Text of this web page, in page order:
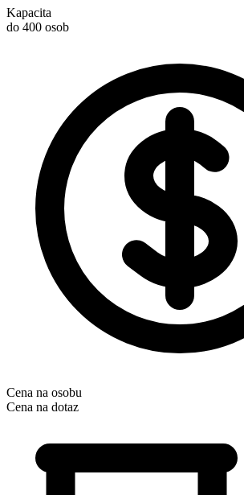
Kapacita
do 400 osob
Cena na osobu
Cena na dotaz